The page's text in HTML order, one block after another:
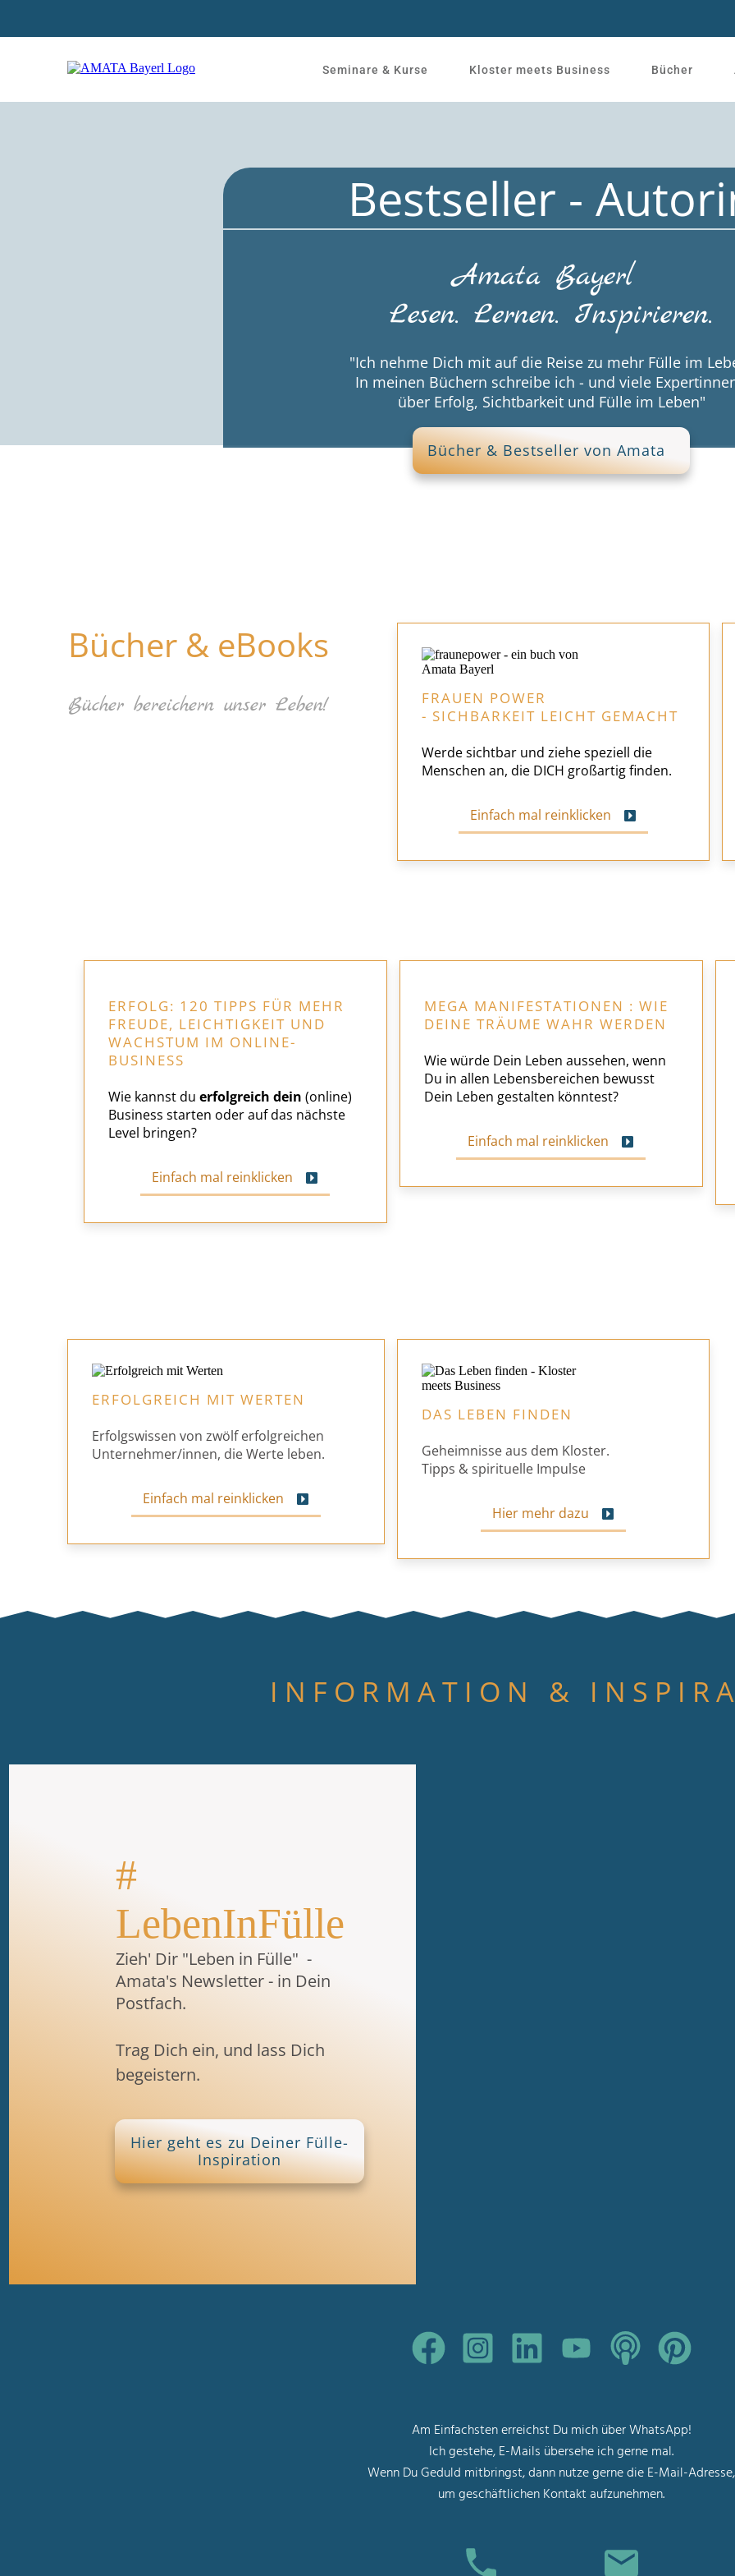
Seminare & Kurse Kloster meets Business Bücher
Bestseller -
Amata Bayerl
Lesen. Lernen. Inspirieren.
"Ich nehme Dich mit auf die Reise zu mehr Fülle im
In meinen Büchern schreibe ich - und viele
über Erfolg, Sichtbarkeit und Fülle im Leben"
Bücher & Bestseller von Amata
Bücher & eBooks
Bücher bereichern unser Leben!
FRAUEN POWER
- SICHBARKEIT LEICHT GEMACHT
Werde sichtbar und ziehe speziell die
Menschen an, die DICH großartig finden.
Einfach mal reinklicken
ERFOLG: 120 TIPPS FÜR MEHR
FREUDE, LEICHTIGKEIT UND
WACHSTUM IM ONLINE-
BUSINESS
Wie kannst du erfolgreich dein (online)
Business starten oder auf das nächste
Level bringen?
Einfach mal reinklicken
MEGA MANIFESTATIONEN : WIE
DEINE TRÄUME WAHR WERDEN
Wie würde Dein Leben aussehen, wenn
Du in allen Lebensbereichen bewusst
Dein Leben gestalten könntest?
Einfach mal reinklicken
ERFOLGREICH MIT WERTEN
Erfolgswissen von zwölf erfolgreichen
Unternehmer/innen, die Werte leben.
Einfach mal reinklicken
DAS LEBEN FINDEN
Geheimnisse aus dem Kloster.
Tipps & spirituelle Impulse
Hier mehr dazu
INFORMATION &
#
LebenInFülle
Zieh' Dir "Leben in Fülle"-
Amata's Newsletter - in Dein
Postfach.
Trag Dich ein, und lass Dich
begeistern.
Hier geht es zu Deiner Fülle-
Inspiration
Am Einfachsten erreichst Du mich über WhatsApp!
Ich gestehe, E-Mails übersehe ich gerne mal.
Wenn Du Geduld mitbringst, dann nutze gerne die E-Mail-Adresse,
um geschäftlichen Kontakt aufzunehmen.